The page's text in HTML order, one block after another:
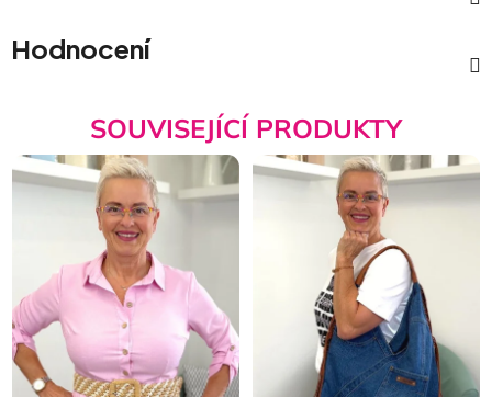
Hodnocení
SOUVISEJÍCÍ PRODUKTY